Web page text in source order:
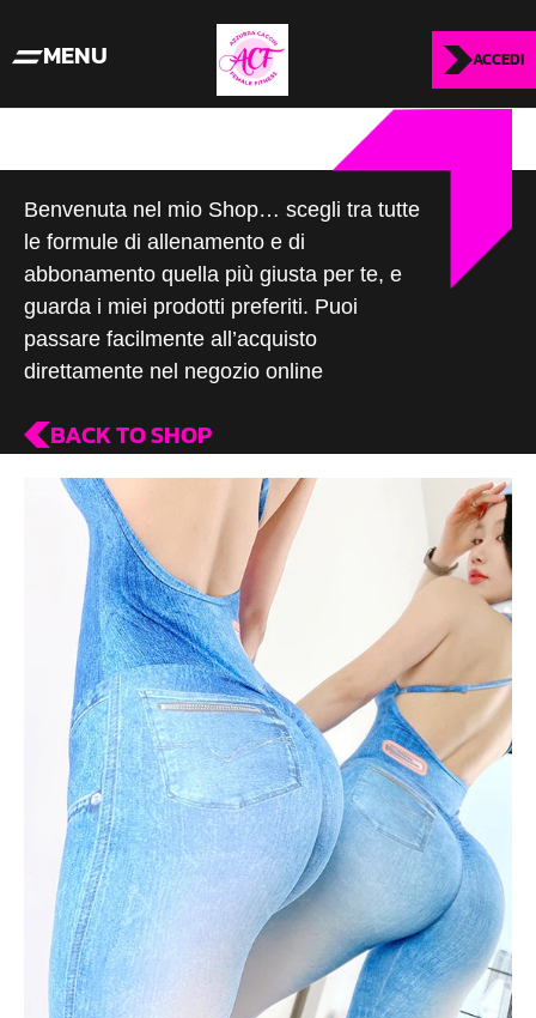
MENU ACCEDI
Benvenuta nel mio Shop… scegli tra tutte
le formule di allenamento e di
abbonamento quella più giusta per te, e
guarda i miei prodotti preferiti. Puoi
passare facilmente all’acquisto
direttamente nel negozio online
BACK TO SHOP